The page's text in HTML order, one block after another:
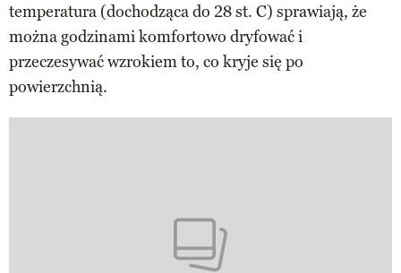
temperatura (dochodząca do 28 st. C) sprawiają, że
można godzinami komfortowo dryfować i
przeczesywać wzrokiem to, co kryje się po
powierzchnią.